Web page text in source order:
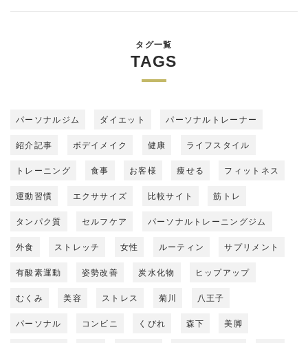
タグ一覧
TAGS
パーソナルジム ダイエット パーソナルトレーナー
紹介記事 ボデイメイク 健康 ライフスタイル
トレーニング 食事 お客様 痩せる フィットネス
運動習慣 エクササイズ 比較サイト 筋トレ
タンパク質 セルフケア パーソナルトレーニングジム
外食 ストレッチ 女性 ルーティン サプリメント
有酸素運動 姿勢改善 炭水化物 ヒップアップ
むくみ 美容 ストレス 菊川 八王子
パーソナル コンビニ くびれ 森下 美脚